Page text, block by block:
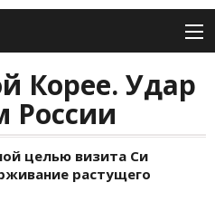
Корее. Удар
России
целью визита Си
растущего